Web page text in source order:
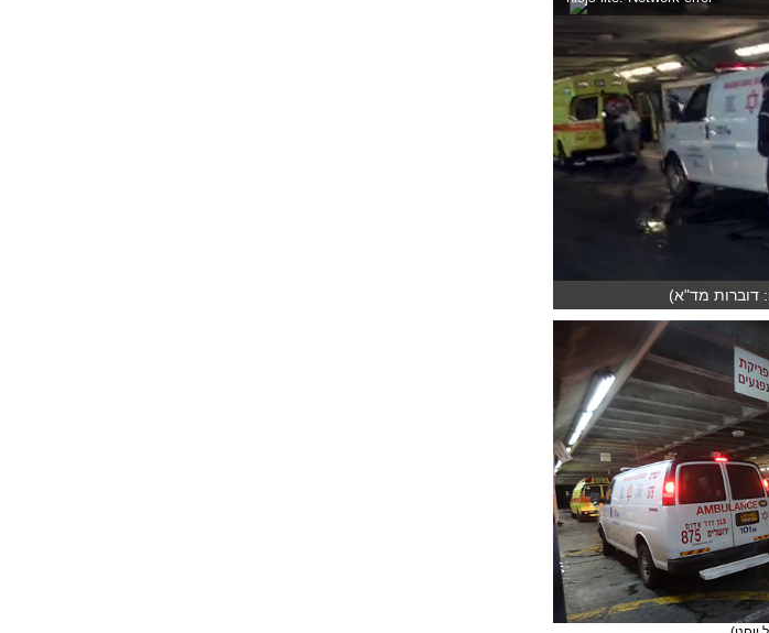
דוברות מד"א)